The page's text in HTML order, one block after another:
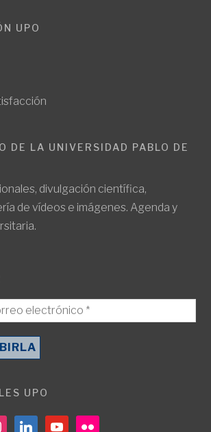
UPO
DE LA UNIVERSIDAD PABLO DE
divulgación científica,
de vídeos e imágenes. Agenda y
UPO
linkedinyoutubeflickr